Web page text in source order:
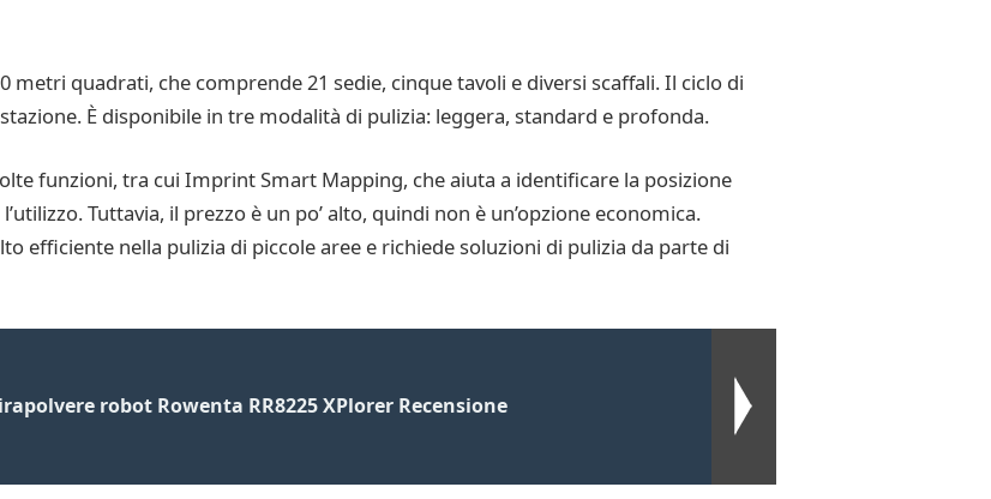
metri quadrati, che comprende 21 sedie, cinque tavoli e diversi scaffali. Il ciclo di
È disponibile in tre modalità di pulizia: leggera, standard e profonda.
funzioni, tra cui Imprint Smart Mapping, che aiuta a identificare la posizione
Tuttavia, il prezzo è un po’ alto, quindi non è un’opzione economica.
efficiente nella pulizia di piccole aree e richiede soluzioni di pulizia da parte di
robot Rowenta RR8225 XPlorer Recensione